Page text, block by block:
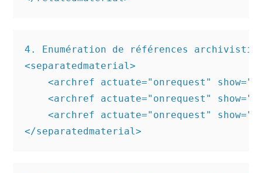
4. Enumération de références
<separatedmaterial>
<archref actuate="onrequest"
<archref actuate="onrequest"
<archref actuate="onrequest"